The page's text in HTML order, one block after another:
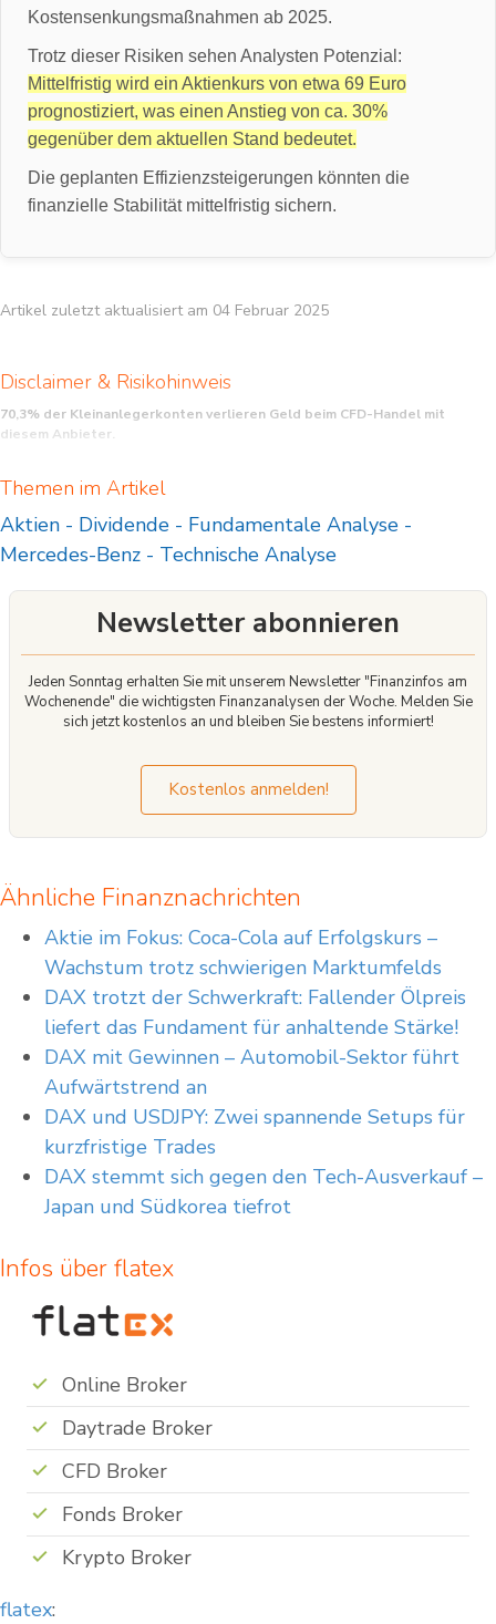
Kostensenkungsmaßnahmen ab 2025.
Trotz dieser Risiken sehen Analysten Potenzial:
Mittelfristig wird ein Aktienkurs von etwa 69 Euro
prognostiziert, was einen Anstieg von ca. 30%
gegenüber dem aktuellen Stand bedeutet.
Die geplanten Effizienzsteigerungen könnten die
finanzielle Stabilität mittelfristig sichern.
Artikel zuletzt aktualisiert am 04 Februar 2025
Disclaimer & Risikohinweis
70,3% der Kleinanlegerkonten verlieren Geld beim CFD-Handel mit
diesem Anbieter.
hohes Risiko, schnell Geld zu verlieren. Sie sollten überlegen, ob Sie verstehen,
einzugehen, Ihr Geld zu verlieren.
Themen im Artikel
Aktien - Dividende - Fundamentale Analyse -
Mercedes-Benz - Technische Analyse
Newsletter abonnieren
Jeden Sonntag erhalten Sie mit unserem Newsletter "Finanzinfos am
Wochenende" die wichtigsten Finanzanalysen der Woche. Melden Sie
sich jetzt kostenlos an und bleiben Sie bestens informiert!
Kostenlos anmelden!
Ähnliche Finanznachrichten
Aktie im Fokus: Coca-Cola auf Erfolgskurs –
Wachstum trotz schwierigen Marktumfelds
DAX trotzt der Schwerkraft: Fallender Ölpreis
liefert das Fundament für anhaltende Stärke!
DAX mit Gewinnen – Automobil-Sektor führt
Aufwärtstrend an
DAX und USDJPY: Zwei spannende Setups für
kurzfristige Trades
DAX stemmt sich gegen den Tech-Ausverkauf –
Japan und Südkorea tiefrot
Infos über flatex
Online Broker
Daytrade Broker
CFD Broker
Fonds Broker
Krypto Broker
flatex: